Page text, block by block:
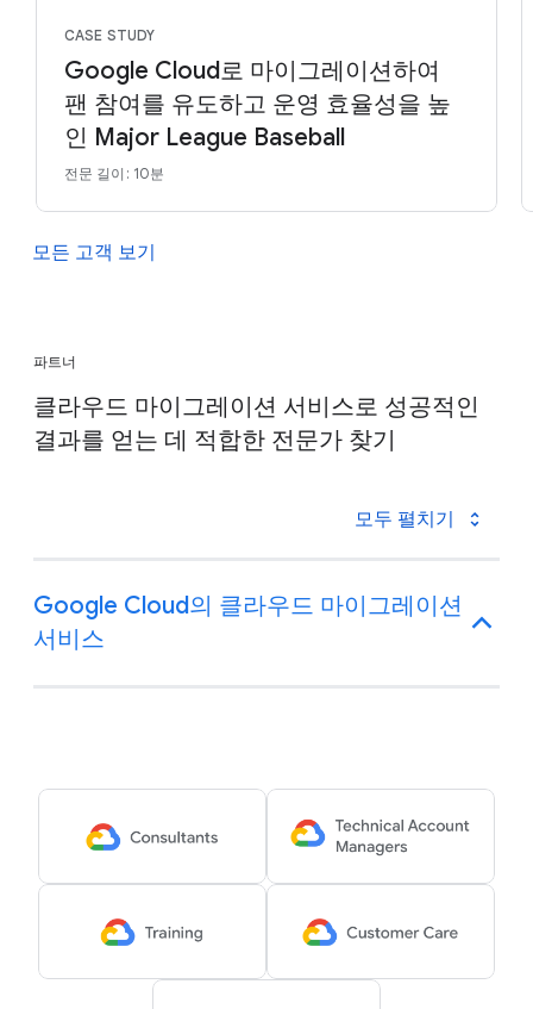
CASE STUDY
Google Cloud로 마이그레이션하여
팬 참여를 유도하고 운영 효율성을 높
인 Major League Baseball
전문 길이: 10분
모든 고객 보기
파트너
클라우드 마이그레이션 서비스로 성공적인
결과를 얻는 데 적합한 전문가 찾기
모두 펼치기
Google Cloud의 클라우드 마이그레이션
서비스